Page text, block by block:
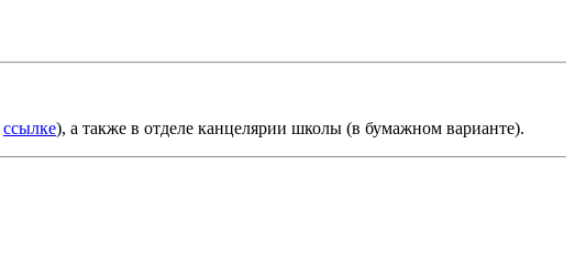
ссылке), а также в отделе канцелярии школы (в бумажном варианте).